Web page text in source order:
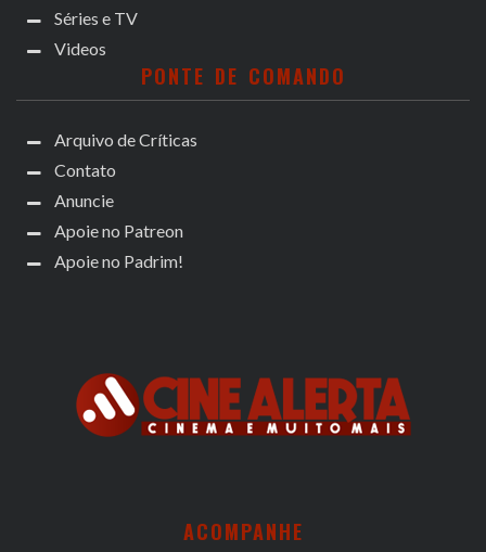
Séries e TV
Videos
PONTE DE COMANDO
Arquivo de Críticas
Contato
Anuncie
Apoie no Patreon
Apoie no Padrim!
ACOMPANHE